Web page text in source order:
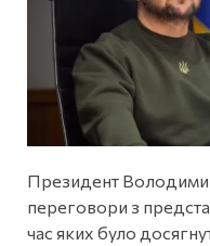
Президент
переговори з
час яких було